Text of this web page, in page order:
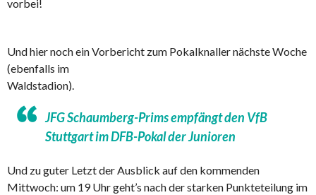
vorbei!
Und hier noch ein Vorbericht zum Pokalknaller nächste Woche
(ebenfalls im
Waldstadion).
JFG Schaumberg-Prims empfängt den VfB
Stuttgart im DFB-Pokal der Junioren
Und zu guter Letzt der Ausblick auf den kommenden
Mittwoch: um 19 Uhr geht’s nach der starken Punkteteilung im